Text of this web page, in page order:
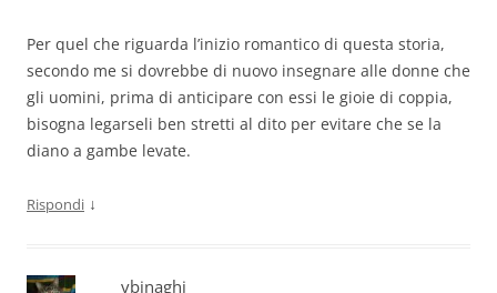
Per quel che riguarda l’inizio romantico di questa storia,
secondo me si dovrebbe di nuovo insegnare alle donne che
gli uomini, prima di anticipare con essi le gioie di coppia,
bisogna legarseli ben stretti al dito per evitare che se la
diano a gambe levate.
Rispondi ↓
vbinaghi